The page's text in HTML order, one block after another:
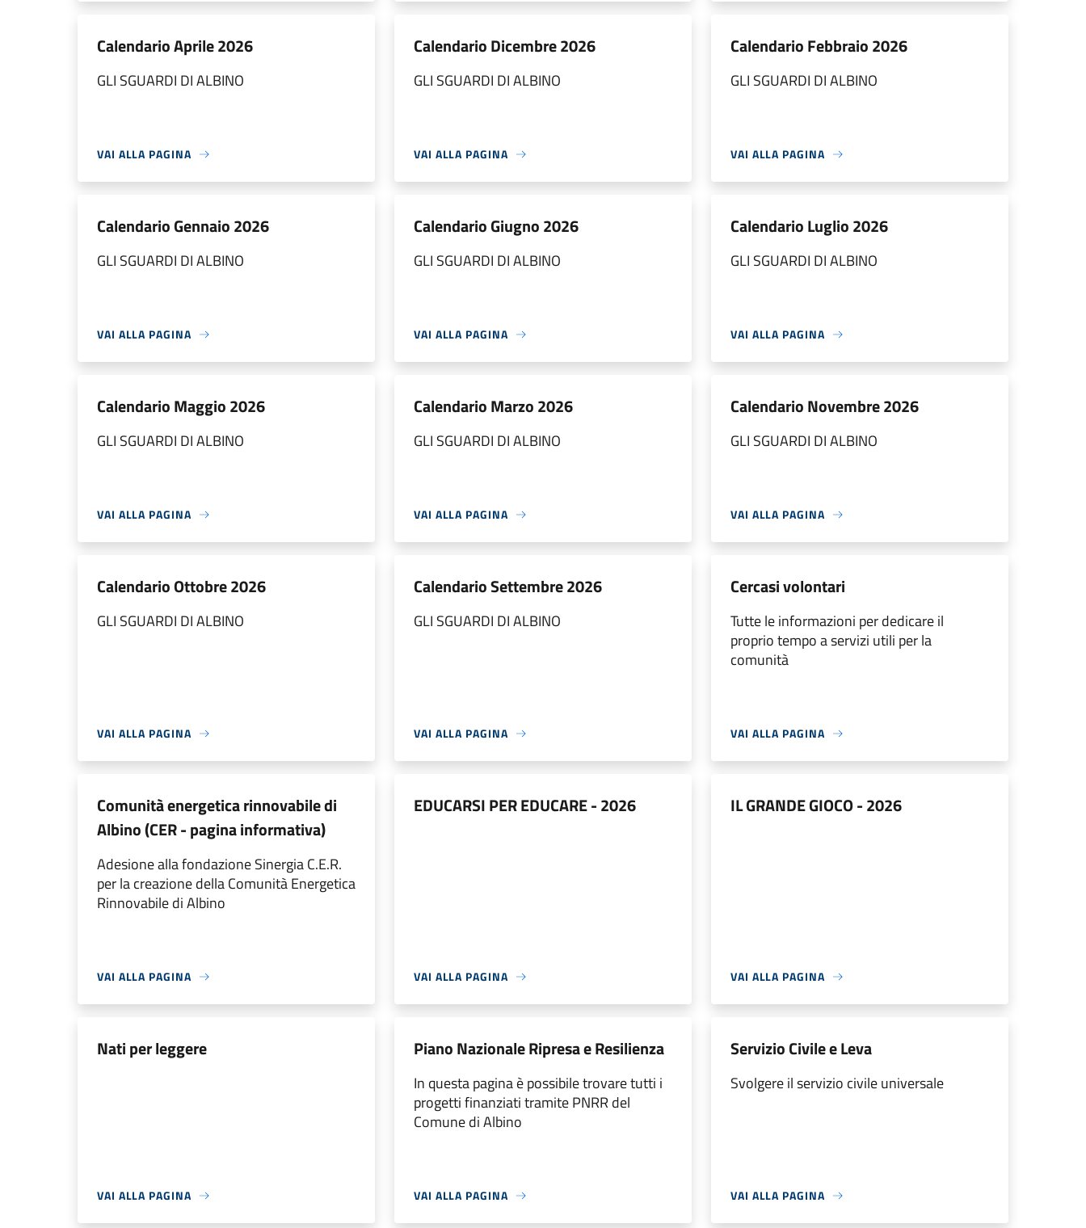
Calendario Aprile 2026
GLI SGUARDI DI ALBINO
VAI ALLA PAGINA
Calendario Dicembre 2026
GLI SGUARDI DI ALBINO
VAI ALLA PAGINA
Calendario Febbraio 2026
GLI SGUARDI DI ALBINO
VAI ALLA PAGINA
Calendario Gennaio 2026
GLI SGUARDI DI ALBINO
VAI ALLA PAGINA
Calendario Giugno 2026
GLI SGUARDI DI ALBINO
VAI ALLA PAGINA
Calendario Luglio 2026
GLI SGUARDI DI ALBINO
VAI ALLA PAGINA
Calendario Maggio 2026
GLI SGUARDI DI ALBINO
VAI ALLA PAGINA
Calendario Marzo 2026
GLI SGUARDI DI ALBINO
VAI ALLA PAGINA
Calendario Novembre 2026
GLI SGUARDI DI ALBINO
VAI ALLA PAGINA
Calendario Ottobre 2026
GLI SGUARDI DI ALBINO
VAI ALLA PAGINA
Calendario Settembre 2026
GLI SGUARDI DI ALBINO
VAI ALLA PAGINA
Cercasi volontari
Tutte le informazioni per dedicare il
proprio tempo a servizi utili per la
comunità
VAI ALLA PAGINA
Comunità energetica rinnovabile di
Albino (CER - pagina informativa)
Adesione alla fondazione Sinergia C.E.R.
per la creazione della Comunità Energetica
Rinnovabile di Albino
VAI ALLA PAGINA
EDUCARSI PER EDUCARE - 2026
VAI ALLA PAGINA
IL GRANDE GIOCO - 2026
VAI ALLA PAGINA
Nati per leggere
VAI ALLA PAGINA
Piano Nazionale Ripresa e Resilienza
In questa pagina è possibile trovare tutti i
progetti finanziati tramite PNRR del
Comune di Albino
VAI ALLA PAGINA
Servizio Civile e Leva
Svolgere il servizio civile universale
VAI ALLA PAGINA